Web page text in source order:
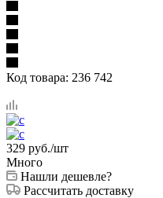
Код товара: 236 742
329 руб./шт
Много
Нашли дешевле?
Рассчитать доставку